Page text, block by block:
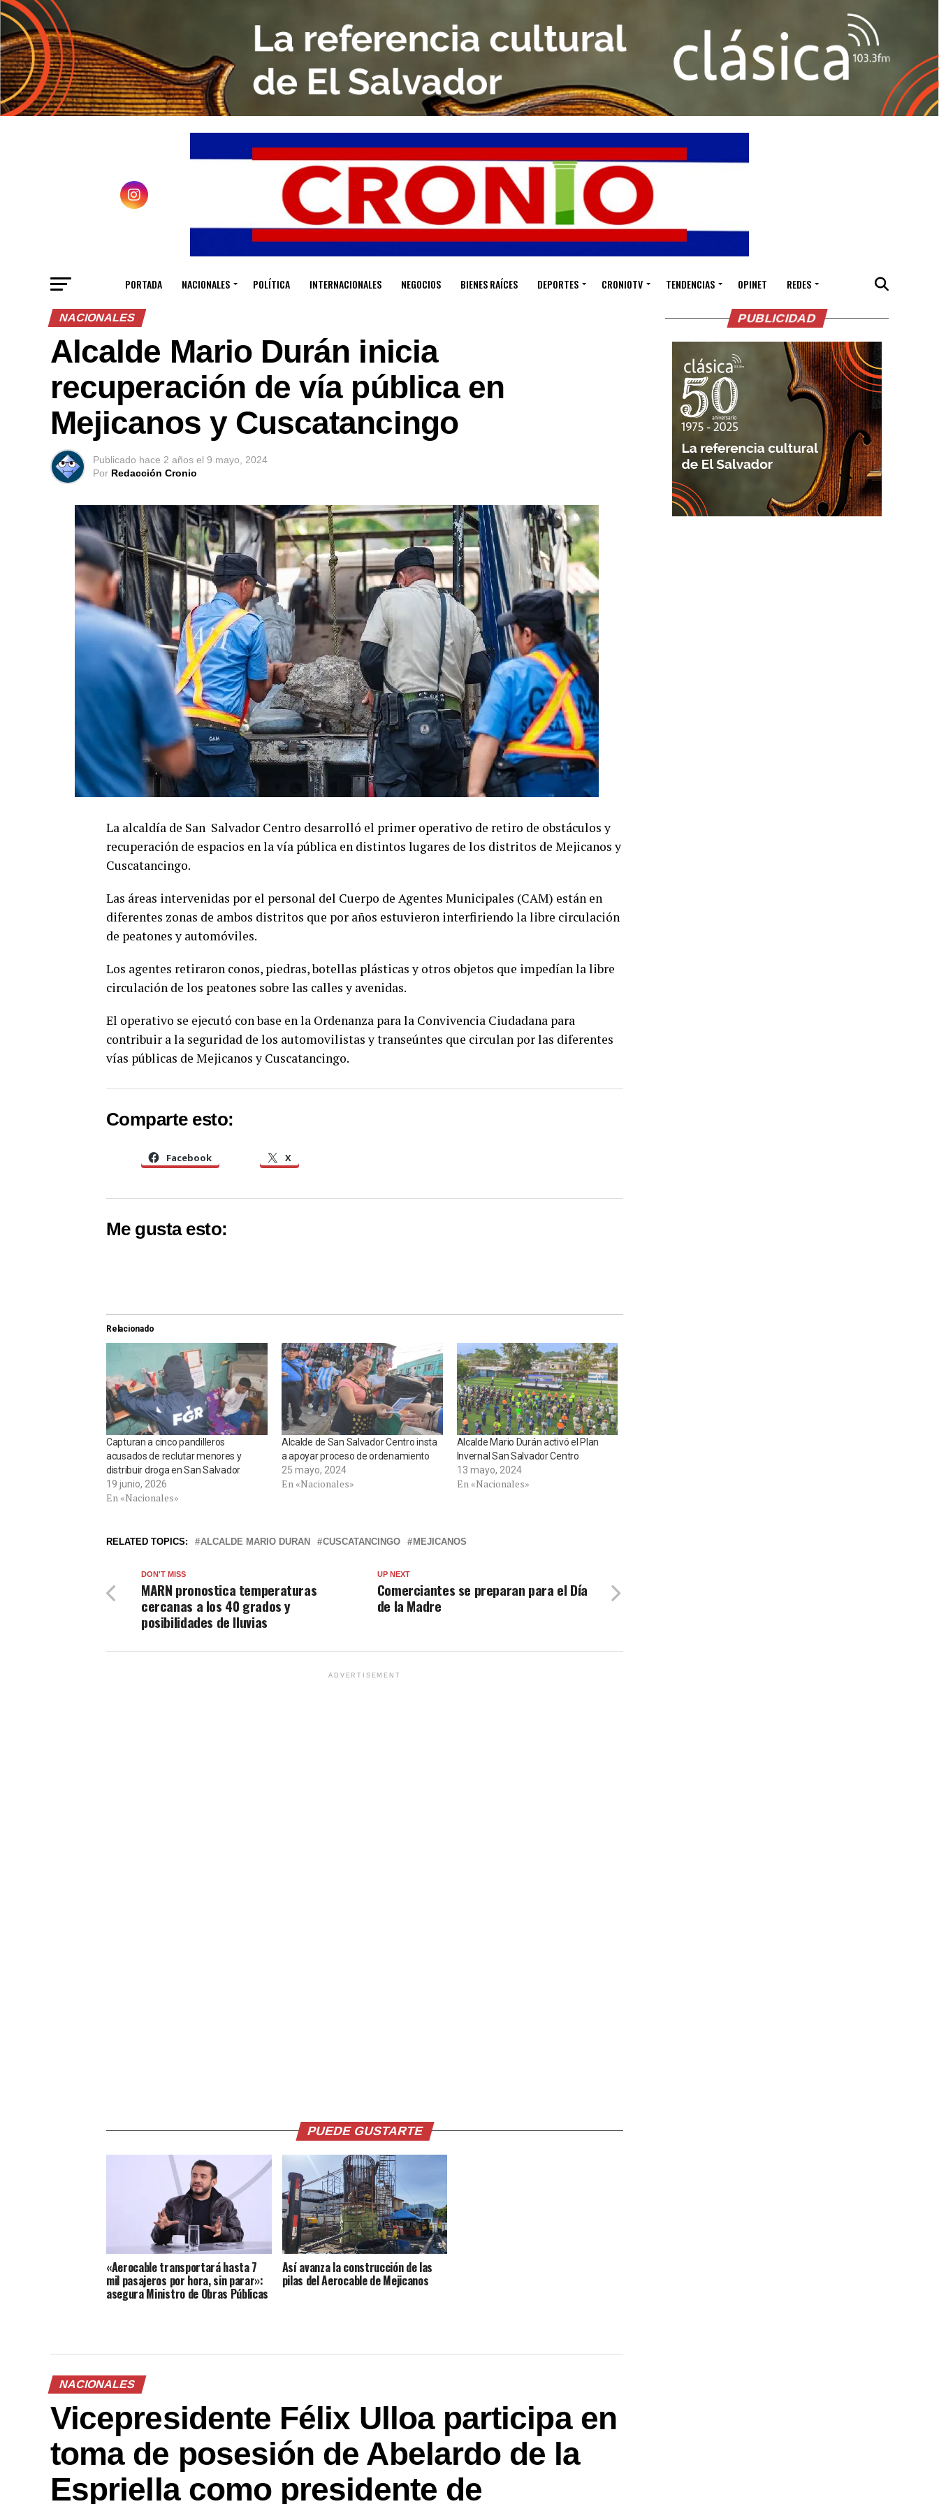
PORTADA NACIONALES POLÍTICA INTERNACIONALES NEGOCIOS BIENES RAÍCES DEPORTES CRONIOTV TENDENCIAS OPINET REDES
NACIONALES
Alcalde Mario Durán inicia
recuperación de vía pública en
Mejicanos y Cuscatancingo
Publicado hace 2 años el 9 mayo, 2024
Por Redacción Cronio
La alcaldía de San Salvador Centro desarrolló el primer operativo de retiro de obstáculos y
recuperación de espacios en la vía pública en distintos lugares de los distritos de Mejicanos y
Cuscatancingo.
Las áreas intervenidas por el personal del Cuerpo de Agentes Municipales (CAM) están en
diferentes zonas de ambos distritos que por años estuvieron interfiriendo la libre circulación
de peatones y automóviles.
Los agentes retiraron conos, piedras, botellas plásticas y otros objetos que impedían la libre
circulación de los peatones sobre las calles y avenidas.
El operativo se ejecutó con base en la Ordenanza para la Convivencia Ciudadana para
contribuir a la seguridad de los automovilistas y transeúntes que circulan por las diferentes
vías públicas de Mejicanos y Cuscatancingo.
Comparte esto:
Facebook X
Me gusta esto:
Relacionado
Capturan a cinco pandilleros
acusados de reclutar menores y
distribuir droga en San Salvador
19 junio, 2026
En «Nacionales»
Alcalde de San Salvador Centro insta
a apoyar proceso de ordenamiento
25 mayo, 2024
En «Nacionales»
Alcalde Mario Durán activó el Plan
Invernal San Salvador Centro
13 mayo, 2024
En «Nacionales»
RELATED TOPICS: ALCALDE MARIO DURAN CUSCATANCINGO MEJICANOS
UP NEXT
Comerciantes se preparan para el Día
de la Madre
DON'T MISS
MARN pronostica temperaturas
cercanas a los 40 grados y
posibilidades de lluvias
ADVERTISEMENT
PUEDE GUSTARTE
«Aerocable transportará hasta 7
mil pasajeros por hora, sin parar»:
asegura Ministro de Obras Públicas
Así avanza la construcción de las
pilas del Aerocable de Mejicanos
NACIONALES
Vicepresidente Félix Ulloa participa en
toma de posesión de Abelardo de la
Espriella como presidente de
PUBLICIDAD